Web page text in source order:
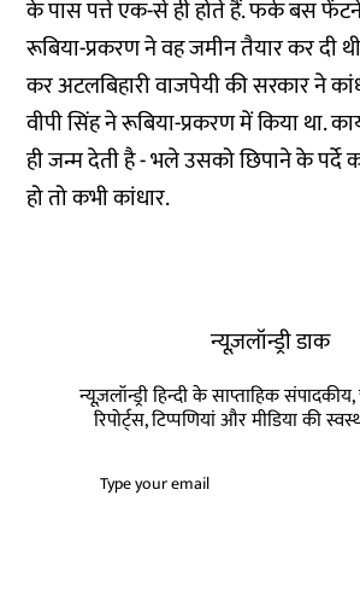
के पास पत्ते एक-से ही होते हैं. फर्क बस
रूबिया-प्रकरण ने वह जमीन तैयार कर दी
कर अटलबिहारी वाजपेयी की सरकार ने
वीपी सिंह ने रूबिया-प्रकरण में किया था.
ही जन्म देती है - भले उसको छिपाने के पर्दे
हो तो कभी कांधार.
न्यूज़लॉन्ड्री डाक
न्यूज़लॉन्ड्री हिन्दी के साप्ताहिक
रिपोर्ट्स, टिप्पणियां और मीडिया की